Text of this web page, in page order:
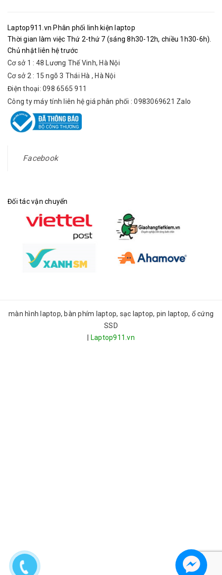
Laptop911.vn Phân phối linh kiện laptop
Thời gian làm việc Thứ 2-thứ 7 (sáng 8h30-12h, chiều 1h30-6h).
Chủ nhật liên hệ trước
Cơ sở 1 : 48 Lương Thế Vinh, Hà Nội
Cơ sở 2 : 15 ngõ 3 Thái Hà , Hà Nội
Điện thoại: 098 6565 911
Công ty máy tính liên hệ giá phân phối : 0983069621 Zalo
Facebook
Đối tác vận chuyển
màn hình laptop, bàn phím laptop, sạc laptop, pin laptop, ổ cứng
SSD
Laptop911.vn